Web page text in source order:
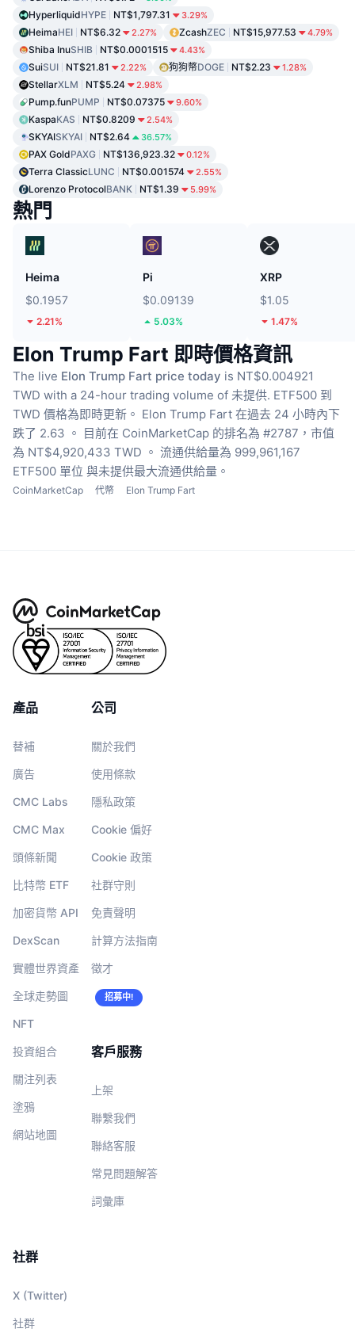
HyperliquidHYPE NT$1,797.31 3.29%
HeimaHEI NT$6.32 2.27% ZcashZEC NT$15,977.53 4.79%
Shiba InuSHIB NT$0.0001515 4.43%
SuiSUI NT$21.81 2.22% 狗狗幣DOGE NT$2.23 1.28%
StellarXLM NT$5.24 2.98%
Pump.funPUMP NT$0.07375 9.60%
KaspaKAS NT$0.8209 2.54%
SKYAISKYAI NT$2.64 36.57%
PAX GoldPAXG NT$136,923.32 0.12%
Terra ClassicLUNC NT$0.001574 2.55%
Lorenzo ProtocolBANK NT$1.39 5.99%
熱門
Heima
$0.1957
2.21%
Pi
$0.09139
5.03%
XRP
$1.05
1.47%
Elon Trump Fart 即時價格資訊
The live Elon Trump Fart price today is NT$0.004921
TWD with a 24-hour trading volume of 未提供. ETF500 到
TWD 價格為即時更新。 Elon Trump Fart 在過去 24 小時內下
跌了 2.63 。 目前在 CoinMarketCap 的排名為 #2787，市值
為 NT$4,920,433 TWD 。 流通供給量為 999,961,167
ETF500 單位 與未提供最大流通供給量。
CoinMarketCap 代幣 Elon Trump Fart
產品
替補
廣告
CMC Labs
CMC Max
頭條新聞
比特幣 ETF
加密貨幣 API
DexScan
實體世界資產
全球走勢圖
NFT
投資組合
關注列表
塗鴉
網站地圖
公司
關於我們
使用條款
隱私政策
Cookie 偏好
Cookie 政策
社群守則
免責聲明
計算方法指南
徵才
招募中!
客戶服務
上架
聯繫我們
聯絡客服
常見問題解答
詞彙庫
社群
X (Twitter)
社群